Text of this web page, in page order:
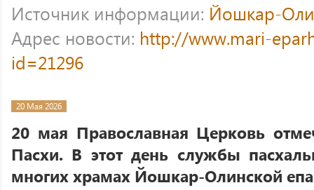
Источник информации: Йошкар-
Адрес новости: http://www.mari-
id=21296
20 Мая 2026
20 мая Православная Церковь
Пасхи. В этот день службы
многих храмах Йошкар-Олинской